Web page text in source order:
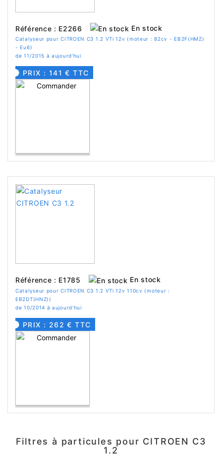
Référence : E2266 En stock
Catalyseur pour CITROEN C3 1.2 VTi 12v (moteur : 82cv - EB2F(HMZ)
- Eu6)
de 11/2015 à aujourd'hui
PRIX : 141 € TTC
Référence : E1785 En stock
Catalyseur pour CITROEN C3 1.2 VTi 12v 110cv (moteur :
EB2DT(HNZ))
de 10/2014 à aujourd'hui
PRIX : 262 € TTC
Filtres à particules pour CITROEN C3
1.2